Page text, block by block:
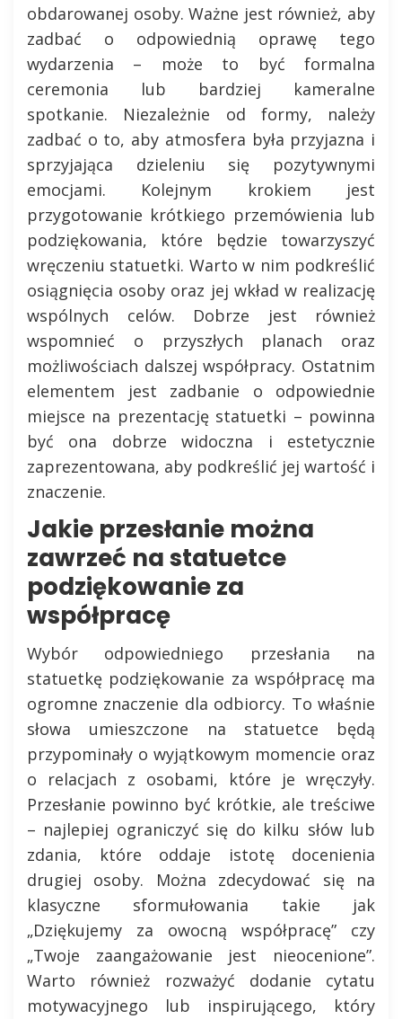
obdarowanej osoby. Ważne jest również, aby
zadbać o odpowiednią oprawę tego
wydarzenia – może to być formalna
ceremonia lub bardziej kameralne
spotkanie. Niezależnie od formy, należy
zadbać o to, aby atmosfera była przyjazna i
sprzyjająca dzieleniu się pozytywnymi
emocjami. Kolejnym krokiem jest
przygotowanie krótkiego przemówienia lub
podziękowania, które będzie towarzyszyć
wręczeniu statuetki. Warto w nim podkreślić
osiągnięcia osoby oraz jej wkład w realizację
wspólnych celów. Dobrze jest również
wspomnieć o przyszłych planach oraz
możliwościach dalszej współpracy. Ostatnim
elementem jest zadbanie o odpowiednie
miejsce na prezentację statuetki – powinna
być ona dobrze widoczna i estetycznie
zaprezentowana, aby podkreślić jej wartość i
znaczenie.
Jakie przesłanie można
zawrzeć na statuetce
podziękowanie za
współpracę
Wybór odpowiedniego przesłania na
statuetkę podziękowanie za współpracę ma
ogromne znaczenie dla odbiorcy. To właśnie
słowa umieszczone na statuetce będą
przypominały o wyjątkowym momencie oraz
o relacjach z osobami, które je wręczyły.
Przesłanie powinno być krótkie, ale treściwe
– najlepiej ograniczyć się do kilku słów lub
zdania, które oddaje istotę docenienia
drugiej osoby. Można zdecydować się na
klasyczne sformułowania takie jak
„Dziękujemy za owocną współpracę” czy
„Twoje zaangażowanie jest nieocenione”.
Warto również rozważyć dodanie cytatu
motywacyjnego lub inspirującego, który